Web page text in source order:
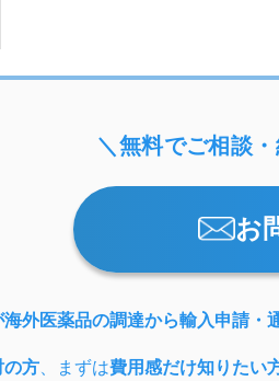
＼無料でご相談
お
海外医薬品の調達から輸入申請・
の方 、まずは費用感だけ知りたい